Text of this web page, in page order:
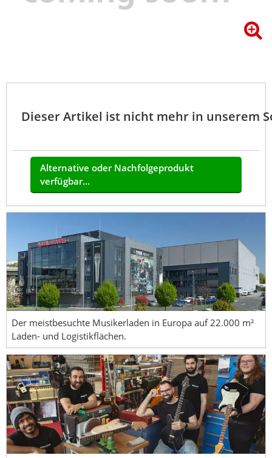
Dieser Artikel ist nicht mehr in unserem
Alternative oder Nachfolgeprodukt
verfügbar...
Der meistbesuchte Musikerladen in Europa auf 22.000 m²
Laden- und Logistikflächen.